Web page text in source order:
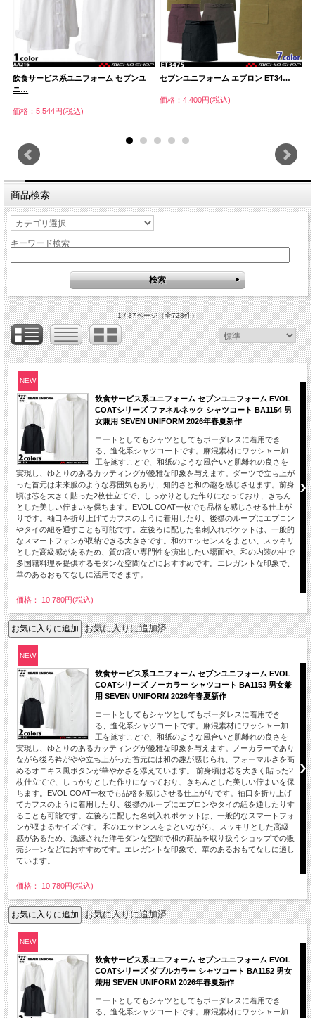
飲食サービス系ユニフォーム セブンユ
ニ…
価格：5,544円(税込)
セブンユニフォーム エプロン ET34…
価格：4,400円(税込)
商品検索
キーワード検索
1 / 37ページ（全728件）
NEW
飲食サービス系ユニフォーム セブンユニフォーム EVOL
COATシリーズ ファネルネック シャツコート BA1154 男
女兼用 SEVEN UNIFORM 2026年春夏新作
コートとしてもシャツとしてもボーダレスに着用でき
る、進化系シャツコートです。麻混素材にワッシャー加
工を施すことで、和紙のような風合いと肌離れの良さを
実現し、ゆとりのあるカッティングが優雅な印象を与えます。ダーツで立ち上が
った首元は未来服のような雰囲気もあり、知的さと和の趣を感じさせます。前身
頃は芯を大きく貼った2枚仕立てで、しっかりとした作りになっており、きちん
とした美しい佇まいを保ちます。EVOL COAT一枚でも品格を感じさせる仕上が
りです。袖口を折り上げてカフスのように着用したり、後襟のループにエプロン
やタイの紐を通すことも可能です。左後ろに配した名刺入れポケットは、一般的
なスマートフォンが収納できる大きさです。和のエッセンスをまとい、スッキリ
とした高級感があるため、質の高い専門性を演出したい場面や、和の内装の中で
多国籍料理を提供するモダンな空間などにおすすめです。エレガントな印象で、
華のあるおもてなしに活用できます。
価格： 10,780円(税込)
お気に入りに追加済
NEW
飲食サービス系ユニフォーム セブンユニフォーム EVOL
COATシリーズ ノーカラー シャツコート BA1153 男女兼
用 SEVEN UNIFORM 2026年春夏新作
コートとしてもシャツとしてもボーダレスに着用でき
る、進化系シャツコートです。麻混素材にワッシャー加
工を施すことで、和紙のような風合いと肌離れの良さを
実現し、ゆとりのあるカッティングが優雅な印象を与えます。ノーカラーであり
ながら後ろ衿がやや立ち上がった首元には和の趣が感じられ、フォーマルさを高
めるオニキス風ボタンが華やかさを添えています。 前身頃は芯を大きく貼った2
枚仕立てで、しっかりとした作りになっており、きちんとした美しい佇まいを保
ちます。EVOL COAT一枚でも品格を感じさせる仕上がりです。袖口を折り上げ
てカフスのように着用したり、後襟のループにエプロンやタイの紐を通したりす
ることも可能です。左後ろに配した名刺入れポケットは、一般的なスマートフォ
ンが収まるサイズです。 和のエッセンスをまといながら、スッキリとした高級
感があるため、洗練された洋モダンな空間で和の商品を取り扱うショップでの販
売シーンなどにおすすめです。エレガントな印象で、華のあるおもてなしに適し
ています。
価格： 10,780円(税込)
お気に入りに追加済
NEW
飲食サービス系ユニフォーム セブンユニフォーム EVOL
COATシリーズ ダブルカラー シャツコート BA1152 男女
兼用 SEVEN UNIFORM 2026年春夏新作
コートとしてもシャツとしてもボーダレスに着用でき
る、進化系シャツコートです。麻混素材にワッシャー加